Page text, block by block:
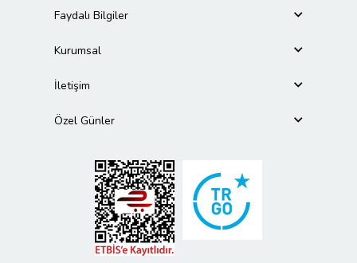
Faydalı Bilgiler
Kurumsal
İletişim
Özel Günler